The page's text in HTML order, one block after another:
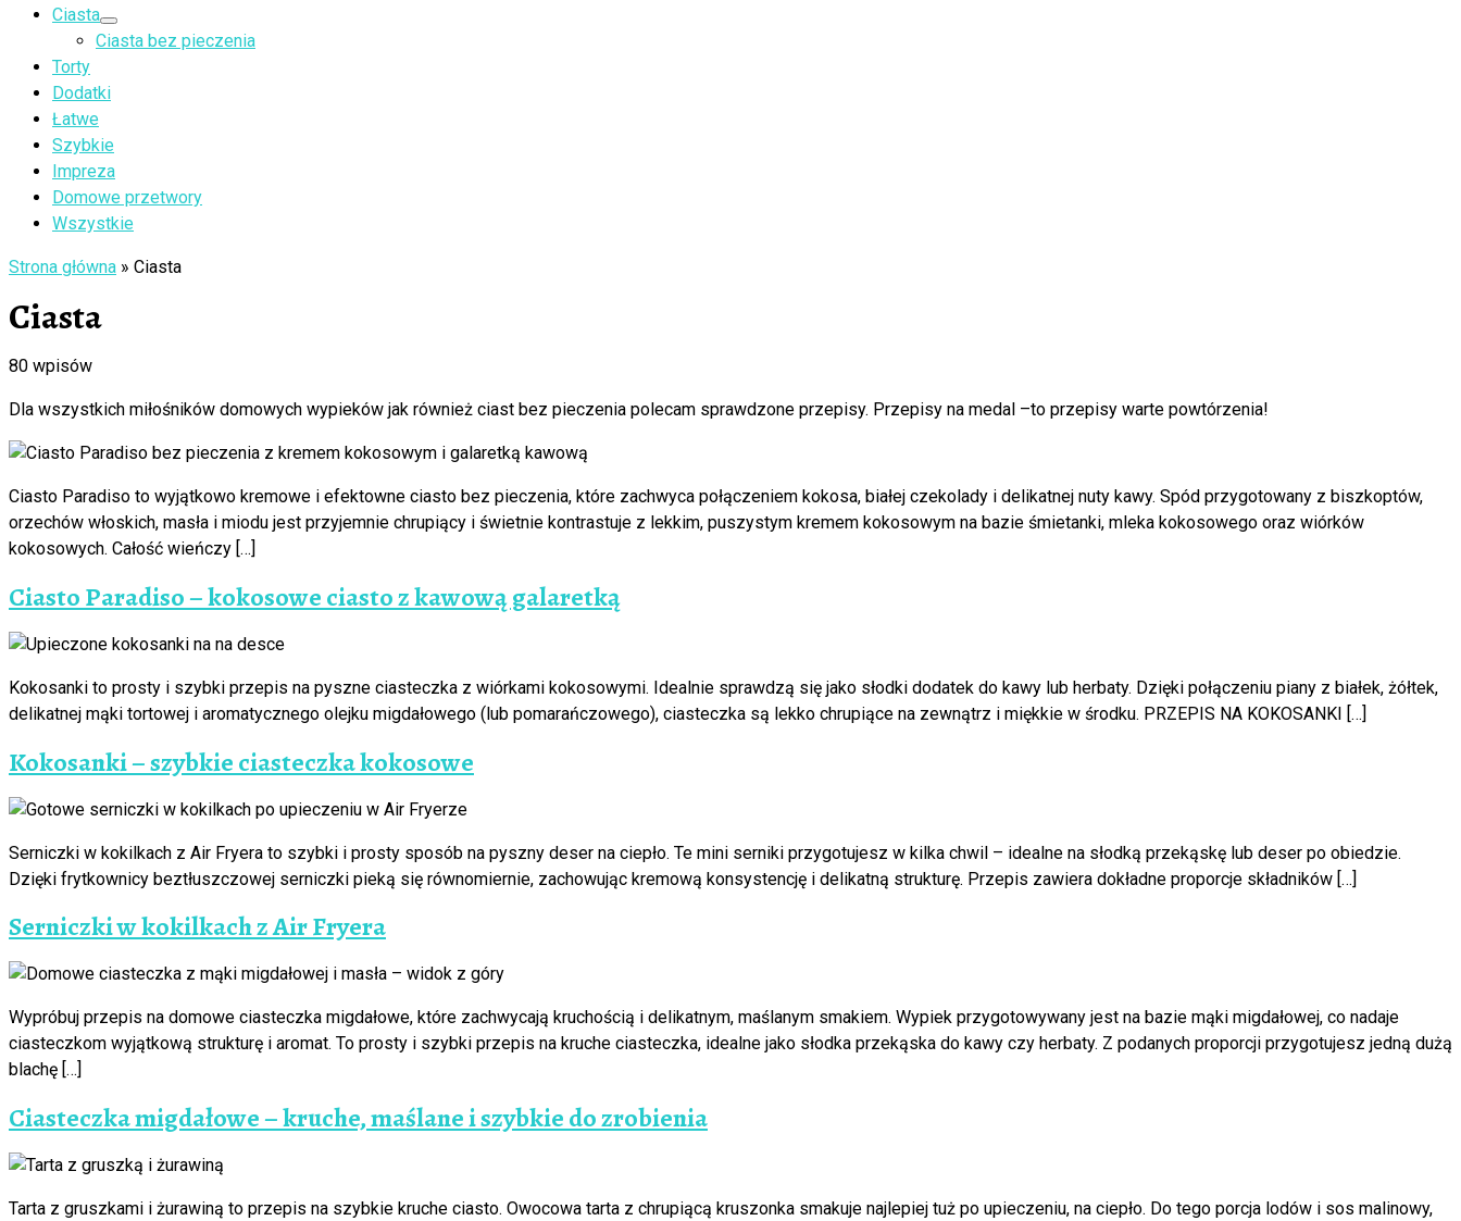
Ciasta
Ciasta bez pieczenia
Torty
Dodatki
Łatwe
Szybkie
Impreza
Domowe przetwory
Wszystkie
Strona główna » Ciasta
Ciasta
80 wpisów
Dla wszystkich miłośników domowych wypieków jak również ciast bez pieczenia polecam sprawdzone przepisy. Przepisy na medal –to przepisy warte powtórzenia!
Ciasto Paradiso to wyjątkowo kremowe i efektowne ciasto bez pieczenia, które zachwyca połączeniem kokosa, białej czekolady i delikatnej nuty kawy. Spód przygotowany z biszkoptów,
orzechów włoskich, masła i miodu jest przyjemnie chrupiący i świetnie kontrastuje z lekkim, puszystym kremem kokosowym na bazie śmietanki, mleka kokosowego oraz wiórków
kokosowych. Całość wieńczy […]
Ciasto Paradiso – kokosowe ciasto z kawową galaretką
Kokosanki to prosty i szybki przepis na pyszne ciasteczka z wiórkami kokosowymi. Idealnie sprawdzą się jako słodki dodatek do kawy lub herbaty. Dzięki połączeniu piany z białek, żółtek,
delikatnej mąki tortowej i aromatycznego olejku migdałowego (lub pomarańczowego), ciasteczka są lekko chrupiące na zewnątrz i miękkie w środku. PRZEPIS NA KOKOSANKI […]
Kokosanki – szybkie ciasteczka kokosowe
Serniczki w kokilkach z Air Fryera to szybki i prosty sposób na pyszny deser na ciepło. Te mini serniki przygotujesz w kilka chwil – idealne na słodką przekąskę lub deser po obiedzie.
Dzięki frytkownicy beztłuszczowej serniczki pieką się równomiernie, zachowując kremową konsystencję i delikatną strukturę. Przepis zawiera dokładne proporcje składników […]
Serniczki w kokilkach z Air Fryera
Wypróbuj przepis na domowe ciasteczka migdałowe, które zachwycają kruchością i delikatnym, maślanym smakiem. Wypiek przygotowywany jest na bazie mąki migdałowej, co nadaje
ciasteczkom wyjątkową strukturę i aromat. To prosty i szybki przepis na kruche ciasteczka, idealne jako słodka przekąska do kawy czy herbaty. Z podanych proporcji przygotujesz jedną dużą
blachę […]
Ciasteczka migdałowe – kruche, maślane i szybkie do zrobienia
Tarta z gruszkami i żurawiną to przepis na szybkie kruche ciasto. Owocowa tarta z chrupiącą kruszonka smakuje najlepiej tuż po upieczeniu, na ciepło. Do tego porcja lodów i sos malinowy,